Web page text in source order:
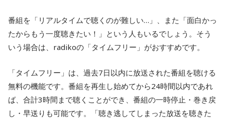
番組を「リアルタイムで聴くのが難しい…」、また「面白かっ
たからもう一度聴きたい！」という人もいるでしょう。そう
いう場合は、radikoの「タイムフリー」がおすすめです。
「タイムフリー」は、過去7日以内に放送された番組を聴ける
無料の機能です。番組を再生し始めてから24時間以内であれ
ば、合計3時間まで聴くことができ、番組の一時停止・巻き戻
し・早送りも可能です。「聴き逃してしまった放送を聴きた